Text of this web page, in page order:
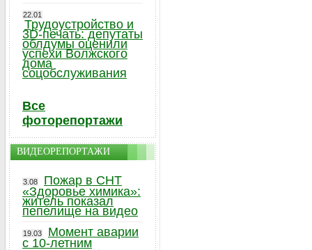
22.01
Трудоустройство и
3D-печать: депутаты
облдумы оценили
успехи Волжского
дома
соцобслуживания
Все
фоторепортажи
ВИДЕОРЕПОРТАЖИ
3.08
Пожар в СНТ
«Здоровье химика»:
житель показал
пепелище на видео
19.03
Момент аварии
с 10-летним